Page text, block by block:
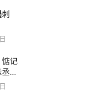
记
相